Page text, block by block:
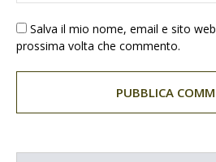
Salva il mio nome, email e sito
prossima volta che commento.